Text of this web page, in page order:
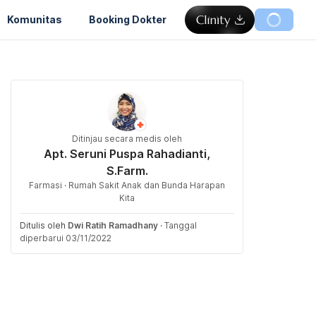
Komunitas Booking Dokter
Ditinjau secara medis oleh
Apt. Seruni Puspa Rahadianti,
S.Farm.
Farmasi · Rumah Sakit Anak dan Bunda Harapan
Kita
Ditulis oleh Dwi Ratih Ramadhany · Tanggal
diperbarui 03/11/2022